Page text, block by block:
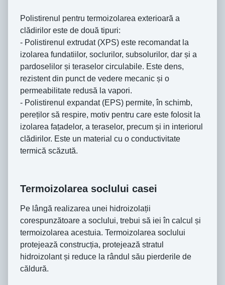
Polistirenul pentru termoizolarea exterioară a
clădirilor este de două tipuri:
- Polistirenul extrudat (XPS) este recomandat la
izolarea fundatiilor, soclurilor, subsolurilor, dar și a
pardoselilor și teraselor circulabile. Este dens,
rezistent din punct de vedere mecanic și o
permeabilitate redusă la vapori.
- Polistirenul expandat (EPS) permite, în schimb,
pereților să respire, motiv pentru care este folosit la
izolarea fațadelor, a teraselor, precum și in interiorul
clădirilor. Este un material cu o conductivitate
termică scăzută.
Termoizolarea soclului casei
Pe lângă realizarea unei hidroizolații
corespunzătoare a soclului, trebui să iei în calcul și
termoizolarea acestuia. Termoizolarea soclului
protejează construcția, protejează stratul
hidroizolant și reduce la rândul său pierderile de
căldură.